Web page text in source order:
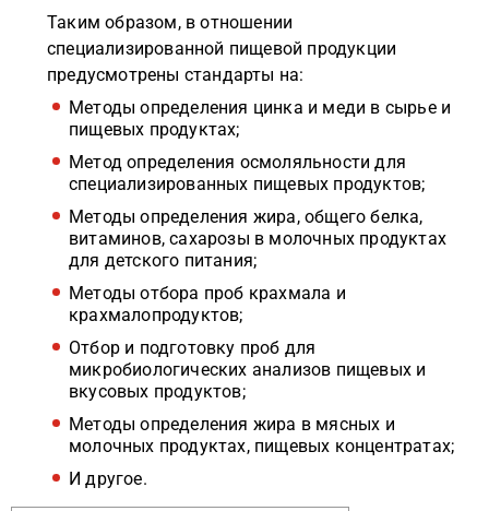
Таким образом, в отношении
специализированной пищевой продукции
предусмотрены стандарты на:
Методы определения цинка и меди в сырье и
пищевых продуктах;
Метод определения осмоляльности для
специализированных пищевых продуктов;
Методы определения жира, общего белка,
витаминов, сахарозы в молочных продуктах
для детского питания;
Методы отбора проб крахмала и
крахмалопродуктов;
Отбор и подготовку проб для
микробиологических анализов пищевых и
вкусовых продуктов;
Методы определения жира в мясных и
молочных продуктах, пищевых концентратах;
И другое.